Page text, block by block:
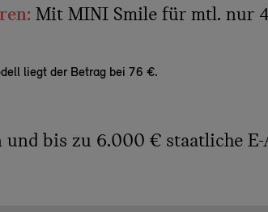
Mit MINI Smile für mtl. nur
liegt der Betrag bei 76 €.
und bis zu 6.000 € staatliche